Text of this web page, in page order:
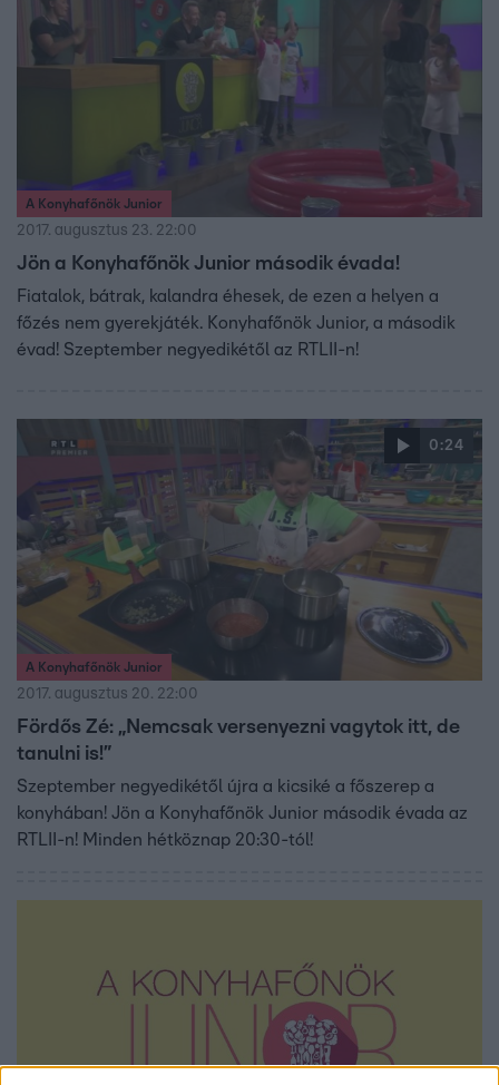
A Konyhafőnök Junior
2017. augusztus 23. 22:00
Jön a Konyhafőnök Junior második évada!
Fiatalok, bátrak, kalandra éhesek, de ezen a helyen a
főzés nem gyerekjáték. Konyhafőnök Junior, a második
évad! Szeptember negyedikétől az RTLII-n!
0:24
A Konyhafőnök Junior
2017. augusztus 20. 22:00
Fördős Zé: „Nemcsak versenyezni vagytok itt, de
tanulni is!”
Szeptember negyedikétől újra a kicsiké a főszerep a
konyhában! Jön a Konyhafőnök Junior második évada az
RTLII-n! Minden hétköznap 20:30-tól!